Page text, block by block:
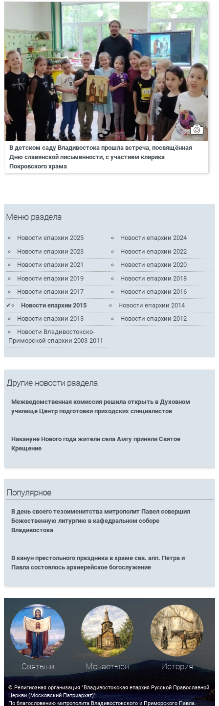
В детском саду Владивостока прошла встреча, посвящённая
Дню славянской письменности, с участием клирика
Покровского храма
Меню раздела
Новости епархии 2025
Новости епархии 2024
Новости епархии 2023
Новости епархии 2022
Новости епархии 2021
Новости епархии 2020
Новости епархии 2019
Новости епархии 2018
Новости епархии 2017
Новости епархии 2016
Новости епархии 2015
Новости епархии 2014
Новости епархии 2013
Новости епархии 2012
Новости Владивостокско-
Приморской епархии 2003-2011
Другие новости раздела
Межведомственная комиссия решила открыть в Духовном
училище Центр подготовки приходских специалистов
Накануне Нового года жители села Амгу приняли Святое
Крещение
Популярное
В день своего тезоименитства митрополит Павел совершил
Божественную литургию в кафедральном соборе
Владивостока
В канун престольного праздника в храме свв. апп. Петра и
Павла состоялось архиерейское богослужение
Святыни Монастыри История
© Религиозная организация "Владивостокская епархия Русской Православной
Церкви (Московский Патриархат)"
По благословению митрополита Владивостокского и Приморского Павла.